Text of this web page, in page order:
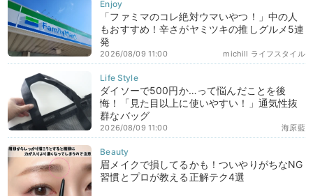
「ファミマのコレ絶対ウマいやつ！」中の人
もおすすめ！辛さがヤミツキの推しグルメ5連
発
michill ライフスタイル
2026/08/09 11:00
ダイソーで500円か…って悩んだことを後
悔！「見た目以上に使いやすい！」通気性抜
群なバッグ
海原藍
2026/08/09 11:00
眉メイクで損してるかも！ついやりがちなNG
習慣とプロが教える正解テク4選